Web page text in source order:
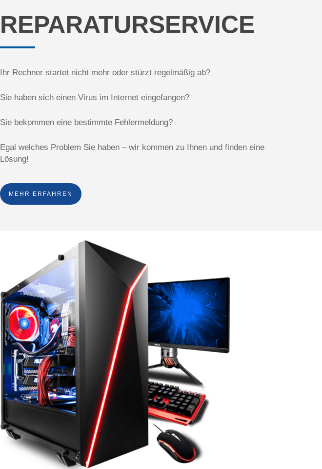
REPARATURSERVICE
Ihr Rechner startet nicht mehr oder stürzt regelmäßig ab?
Sie haben sich einen Virus im Internet eingefangen?
Sie bekommen eine bestimmte Fehlermeldung?
Egal welches Problem Sie haben – wir kommen zu Ihnen und finden eine
Lösung!
MEHR ERFAHREN